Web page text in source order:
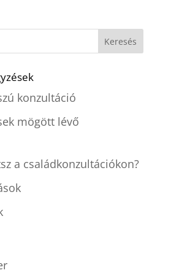
konzultáció
mögött lévő
a családkonzultációkon?